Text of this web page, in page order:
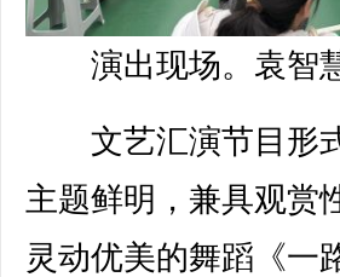
演出现场。袁智
文艺汇演节目形
主题鲜明，兼具观赏
灵动优美的舞蹈《一